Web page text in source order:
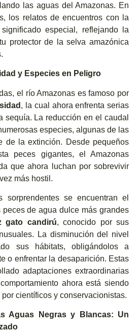
las aguas del Amazonas. En
los relatos de encuentros con la
especial, reflejando la
protector de la selva amazónica
y Especies en Peligro
el río Amazonas es famoso por
, la cual ahora enfrenta serias
sequía. La reducción en el caudal
especies, algunas de las
de la extinción. Desde pequeños
peces gigantes, el Amazonas
que ahora luchan por sobrevivir
más hostil.
sorprendentes se encuentran el
peces de agua dulce más grandes
gato candirú, conocido por sus
La disminución del nivel
sus hábitats, obligándolos a
o enfrentar la desaparición. Estas
adaptaciones extraordinarias
ahora está siendo
científicos y conservacionistas.
Aguas Negras y Blancas: Un